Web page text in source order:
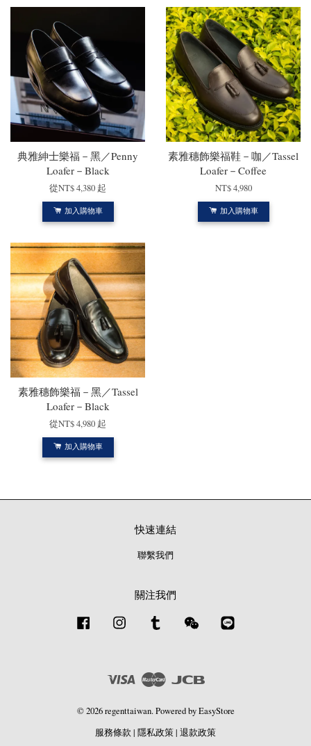
典雅紳士樂福－黑／Penny
Loafer－Black
從NT$ 4,380 起
加入購物車
素雅穗飾樂福鞋－咖／Tassel
Loafer－Coffee
NT$ 4,980
加入購物車
素雅穗飾樂福－黑／Tassel
Loafer－Black
從NT$ 4,980 起
加入購物車
快速連結
聯繫我們
關注我們
Facebook Instagram Tumblr Wechat
Visa Master
© 2026 regenttaiwan. Powered byEasyStore
服務條款 | 隱私政策| 退款政策